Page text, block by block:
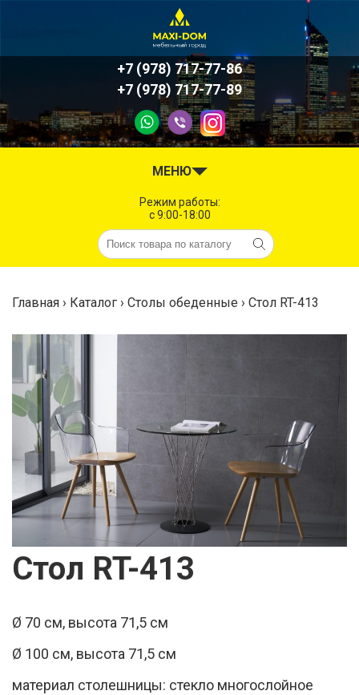
+7 (978) 717-77-86
+7 (978) 717-77-89
#
МЕНЮ
Режим работы:
c 9:00-18:00
Главная › Каталог › Столы обеденные › Стол RT-413
Стол RT-413
Ø 70 см, высота 71,5 см
Ø 100 см, высота 71,5 см
материал столешницы: стекло многослойное